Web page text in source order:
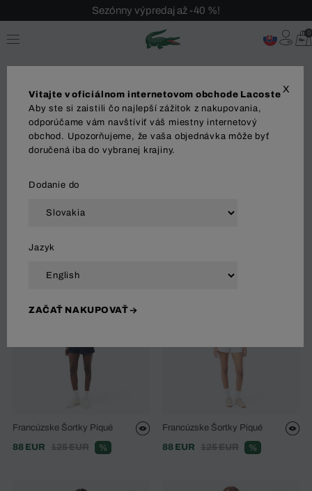
Sezónny výpredaj až -40 %!
Bezplatné vrátenie!
0
MUŽI ŽENY OBLEČENIE
Francúzske Šortky Piqué
88 EUR
125 EUR %
Francúzske Šortky Piqué
88 EUR
125 EUR %
X
Vitajte v oficiálnom internetovom obchode Lacoste
Aby ste si zaistili čo najlepší zážitok z nakupovania,
odporúčame vám navštíviť váš miestny internetový
obchod. Upozorňujeme, že vaša objednávka môže byť
doručená iba do vybranej krajiny.
Dodanie do
Jazyk
ZAČAŤ NAKUPOVAŤ